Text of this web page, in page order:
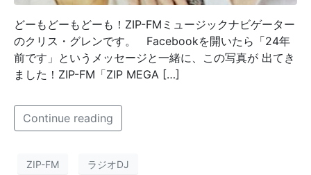
どーもどーもどーも！ZIP-FMミュージックナビゲーター
のクリス・グレンです。 Facebookを開いたら「24年
前です」というメッセージと一緒に、この写真が 出てき
ました！ZIP-FM「ZIP MEGA […]
Continue reading
ZIP-FM ラジオDJ